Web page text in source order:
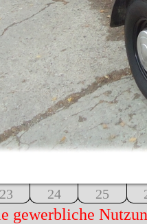
23 24 25
gewerbliche